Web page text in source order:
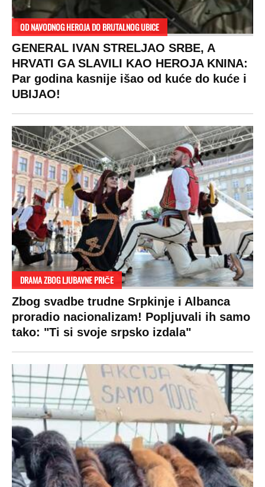
OD NAVODNOG HEROJA DO BRUTALNOG UBICE
GENERAL IVAN STRELJAO SRBE, A
HRVATI GA SLAVILI KAO HEROJA KNINA:
Par godina kasnije išao od kuće do kuće i
UBIJAO!
DRAMA ZBOG LJUBAVNE PRIČE
Zbog svadbe trudne Srpkinje i Albanca
proradio nacionalizam! Popljuvali ih samo
tako: "Ti si svoje srpsko izdala"